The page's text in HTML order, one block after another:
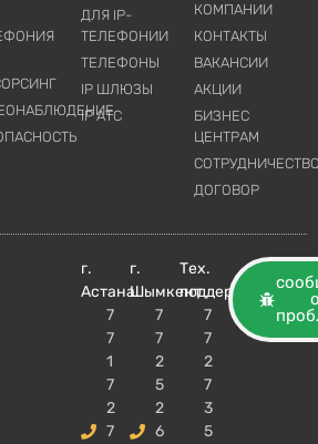
ДЛЯ IP-
ТЕЛЕФОНИИ
ТЕЛЕФОНЫ
IP ШЛЮЗЫ
IP АТС
КОМПАНИИ
КОНТАКТЫ
ВАКАНСИИ
АКЦИИ
БИЗНЕС
ЦЕНТРАМ
ДОГОВОР
г.
Астана
7
7
1
7
2
7
г.
Шымкент
7
7
2
5
2
6
Тех.
поддержка
7
7
2
7
3
5